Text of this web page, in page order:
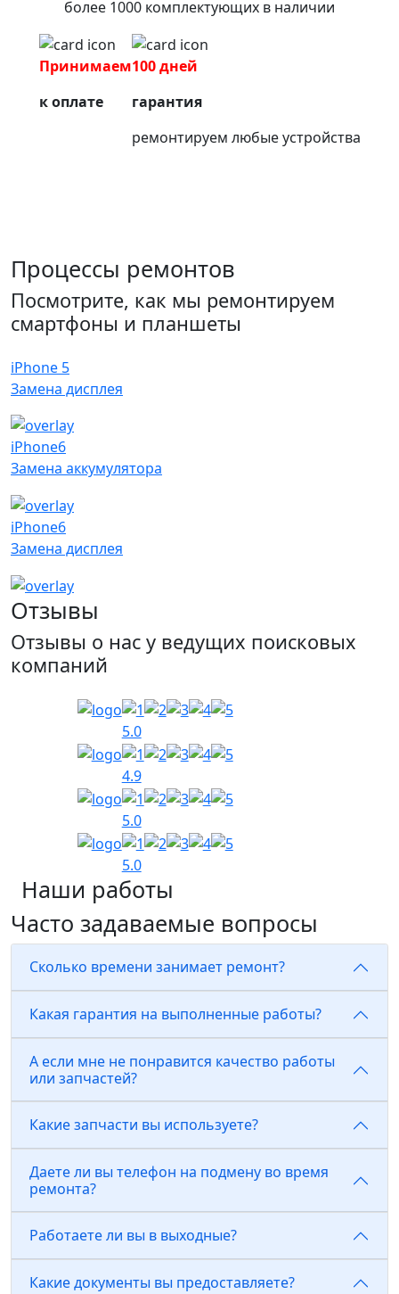
более 1000 комплектующих в наличии
Принимаем
к оплате
100 дней
гарантия
ремонтируем любые устройства
Процессы ремонтов
Посмотрите, как мы ремонтируем
смартфоны и планшеты
iPhone 5
Замена дисплея
iPhone6
Замена аккумулятора
iPhone6
Замена дисплея
Отзывы
Отзывы о нас у ведущих поисковых
компаний
5.0
4.9
5.0
5.0
Наши работы
Часто задаваемые вопросы
Сколько времени занимает ремонт?
Какая гарантия на выполненные работы?
А если мне не понравится качество работы
или запчастей?
Какие запчасти вы используете?
Даете ли вы телефон на подмену во время
ремонта?
Работаете ли вы в выходные?
Какие документы вы предоставляете?